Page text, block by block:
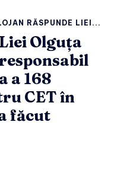
RĂSPUNDE LIEI...
Olguța
a 168
CET în
făcut